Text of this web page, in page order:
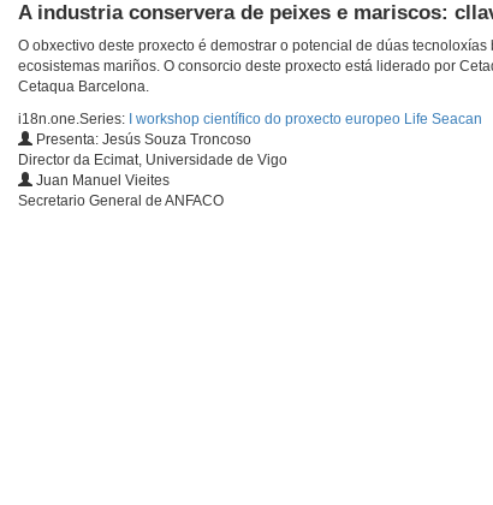
A industria conservera de peixes e mariscos:
O obxectivo deste proxecto é demostrar o potencial de dúas
ecosistemas mariños. O consorcio deste proxecto está liderado por
Cetaqua Barcelona.
i18n.one.Series:
I workshop científico do proxecto europeo Life Seacan
Presenta: Jesús Souza Troncoso
Director da Ecimat, Universidade de Vigo
Juan Manuel Vieites
Secretario General de ANFACO